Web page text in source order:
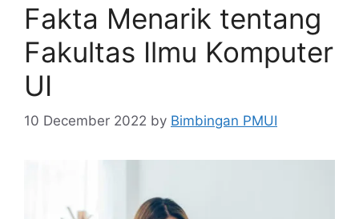
Fakta Menarik tentang
Fakultas Ilmu Komputer
UI
10 December 2022 by Bimbingan PMUI